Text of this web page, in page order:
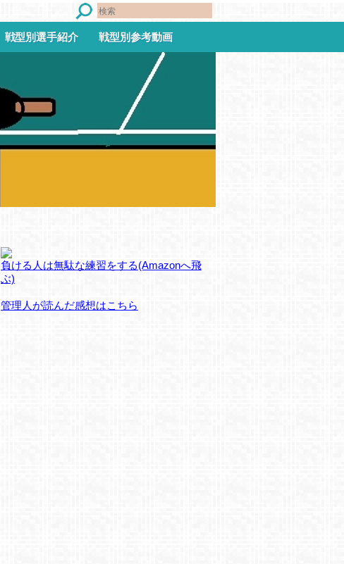
戦型別選手紹介 戦型別参考動画
負ける人は無駄な練習をする(Amazonへ飛
ぶ)
管理人が読んだ感想はこちら